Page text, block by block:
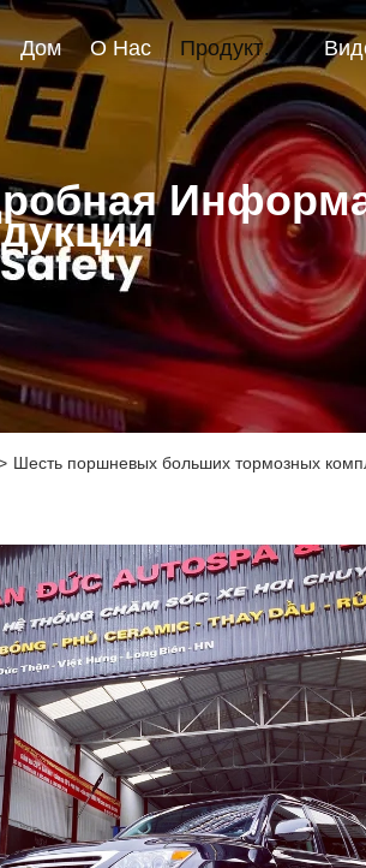
Дом О Нас Продукты
Шесть поршневых больших тормозных